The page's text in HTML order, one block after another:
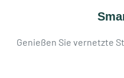
Genießen Sie vernetzte